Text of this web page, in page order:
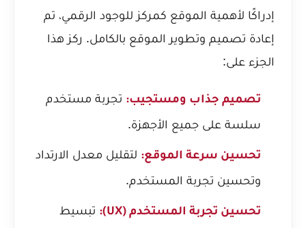
إدراكًا لأهمية الموقع كمركز للوجود الرقمي، تم
إعادة تصميم وتطوير الموقع بالكامل. ركز هذا
الجزء على:
تصميم جذاب ومستجيب: تجربة مستخدم
سلسة على جميع الأجهزة.
تحسين سرعة الموقع: لتقليل معدل الارتداد
وتحسين تجربة المستخدم.
تحسين تجربة المستخدم (UX):
تبسيط